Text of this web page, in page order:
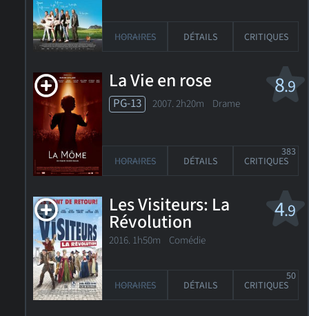
HORAIRES DÉTAILS CRITIQUES
8.9
La Vie en rose
PG-13 2007. 2h20m Drame
HORAIRES DÉTAILS CRITIQUES
383
4.9
Les Visiteurs: La
Révolution
2016. 1h50m Comédie
HORAIRES DÉTAILS CRITIQUES
50